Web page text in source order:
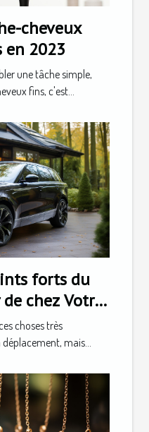
cheveux
en 2023
une tâche simple,
fins, c'est...
forts du
chez Votre
choses très
mais...